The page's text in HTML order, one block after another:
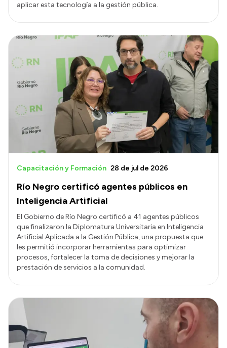
aplicar esta tecnología a la gestión pública.
Río Negro certificó agentes públicos en
Inteligencia Artificial
Capacitación y Formación 28 de jul de 2026
El Gobierno de Río Negro certificó a 41 agentes públicos
que finalizaron la Diplomatura Universitaria en Inteligencia
Artificial Aplicada a la Gestión Pública, una propuesta que
les permitió incorporar herramientas para optimizar
procesos, fortalecer la toma de decisiones y mejorar la
prestación de servicios a la comunidad.